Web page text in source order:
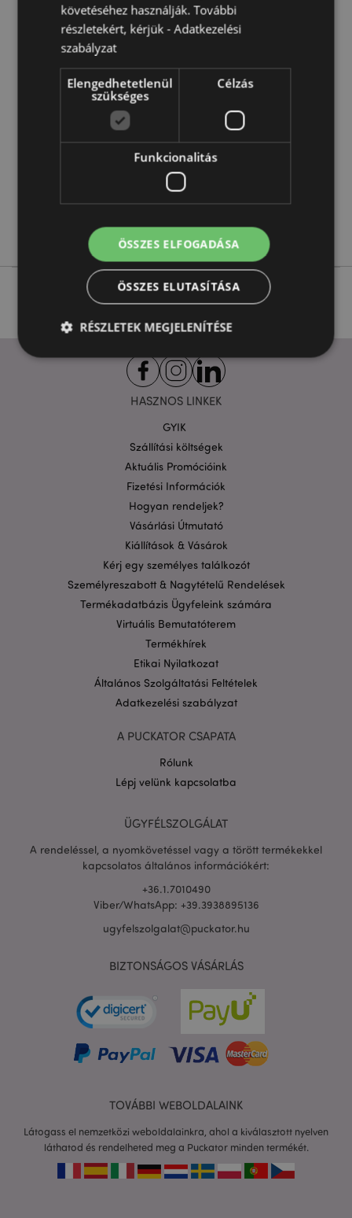
3 Év
Termékjellemzők
Magasság 11.5cm Szélesség 9cm Vastagság 9cm
5055071514142
48
0.206000
Nem
Foodiemals
HASZNOS LINKEK
GYIK
Szállítási költségek
Aktuális Promócióink
Fizetési Információk
Hogyan rendeljek?
Vásárlási Útmutató
Kiállítások & Vásárok
Kérj egy személyes találkozót
Személyreszabott & Nagytételű Rendelések
Termékadatbázis Ügyfeleink számára
Virtuális Bemutatóterem
Termékhírek
Etikai Nyilatkozat
Általános Szolgáltatási Feltételek
Adatkezelési szabályzat
A PUCKATOR CSAPATA
Rólunk
Lépj velünk kapcsolatba
ÜGYFÉLSZOLGÁLAT
A rendeléssel, a nyomkövetéssel vagy a törött termékekkel
kapcsolatos általános információkért:
+36.1.7010490
Viber/WhatsApp: +39.3938895136
ugyfelszolgalat@puckator.hu
BIZTONSÁGOS VÁSÁRLÁS
TOVÁBBI WEBOLDALAINK
Látogass el nemzetközi weboldalainkra, ahol a kiválasztott nyelven
láthatod és rendelheted meg a Puckator minden termékét.
követéséhez használják. További
részletekért, kérjük -Adatkezelési
szabályzat
Elengedhetetlenül
szükséges
Célzás
Funkcionalitás
ÖSSZES ELFOGADÁSA
ÖSSZES ELUTASÍTÁSA
RÉSZLETEK MEGJELENÍTÉSE
Elengedhetetlenül szükséges
A weboldal működéséhez feltétlenül szükséges sütik
lehetővé teszik a webhely alapvető funkcióit,
például a felhasználói bejelentkezést és a
megfelelően a feltétlenül szükséges sütik nélkül.
CookieScriptConsent
.puckator.hu
puckator.hu
www.puckator.hu
adatvédelmi szabályzatát